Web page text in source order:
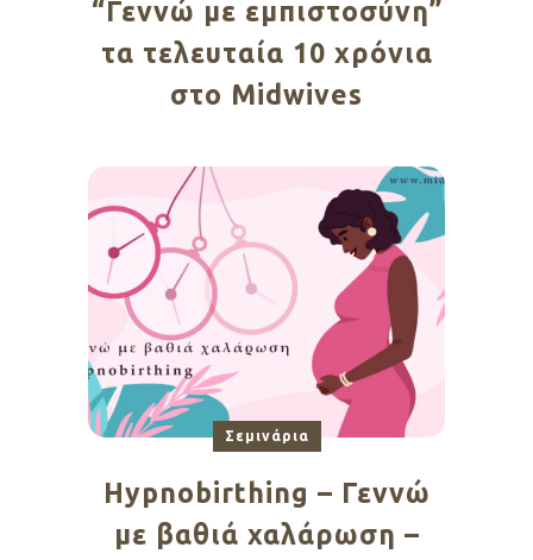
“Γεννώ με εμπιστοσύνη”
τα τελευταία 10 χρόνια
στο Midwives
Σεμινάρια
Hypnobirthing – Γεννώ
με βαθιά χαλάρωση –